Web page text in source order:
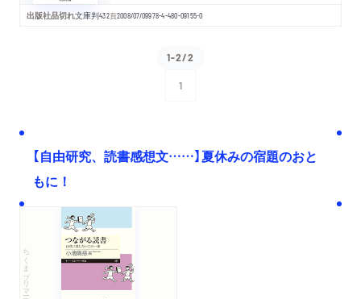
出版社品切れ文庫判432頁2008/07/09978-4-480-09155-0
1-2/2
1
【自由研究、読書感想文……】夏休みの宿題のおと
もに！
ちくまプリマー新書